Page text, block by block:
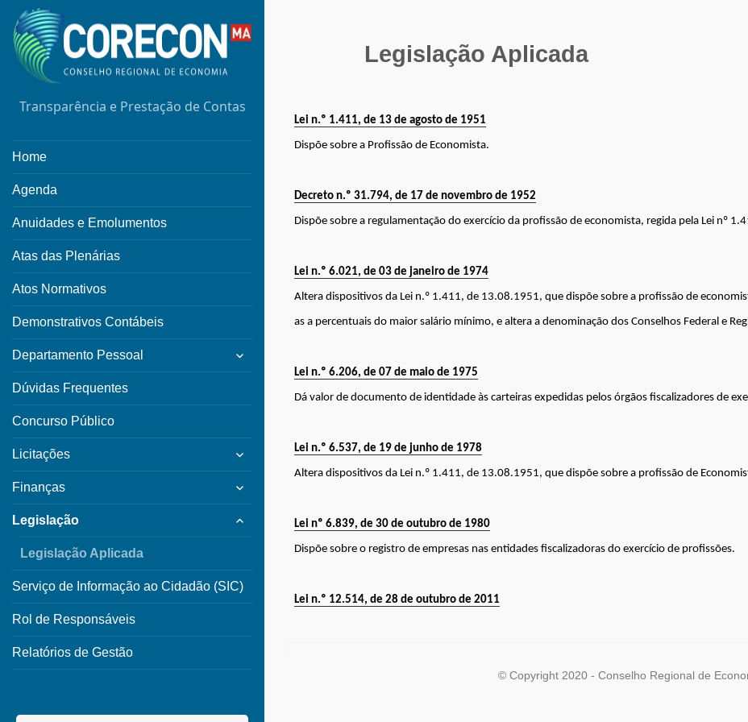
Transparência e Prestação de Contas
Home
Agenda
Anuidades e Emolumentos
Atas das Plenárias
Atos Normativos
Demonstrativos Contábeis
Departamento Pessoal
expand
child
Dúvidas Frequentes
Concurso Público
Licitações
expand
child
menu
Finanças
expand
child
menu
Legislação
expand
Legislação Aplicada
Serviço de Informação ao Cidadão (SIC)
Rol de Responsáveis
Relatórios de Gestão
Legislação Aplicada
Lei n.º 1.411, de 13 de agosto de 1951
Dispõe sobre a Profissão de Economista.
Decreto n.º 31.794, de 17 de novembro de 1952
Dispõe sobre a regulamentação do exercício da profissão de economista, regida pela Lei nº
Lei n.º 6.021, de 03 de janeiro de 1974
Altera dispositivos da Lei n.º 1.411, de 13.08.1951, que dispõe sobre a profissão de
as a percentuais do maior salário mínimo, e altera a denominação dos Conselhos Federal e
Lei n.º 6.206, de 07 de maio de 1975
Dá valor de documento de identidade às carteiras expedidas pelos órgãos fiscalizadores de
Lei n.º 6.537, de 19 de junho de 1978
Altera dispositivos da Lei n.º 1.411, de 13.08.1951, que dispõe sobre a profissão de
Lei nº 6.839, de 30 de outubro de 1980
Dispõe sobre o registro de empresas nas entidades fiscalizadoras do exercício de profissões.
Lei n.º 12.514, de 28 de outubro de 2011
© Copyright 2020 - Conselho Regional de